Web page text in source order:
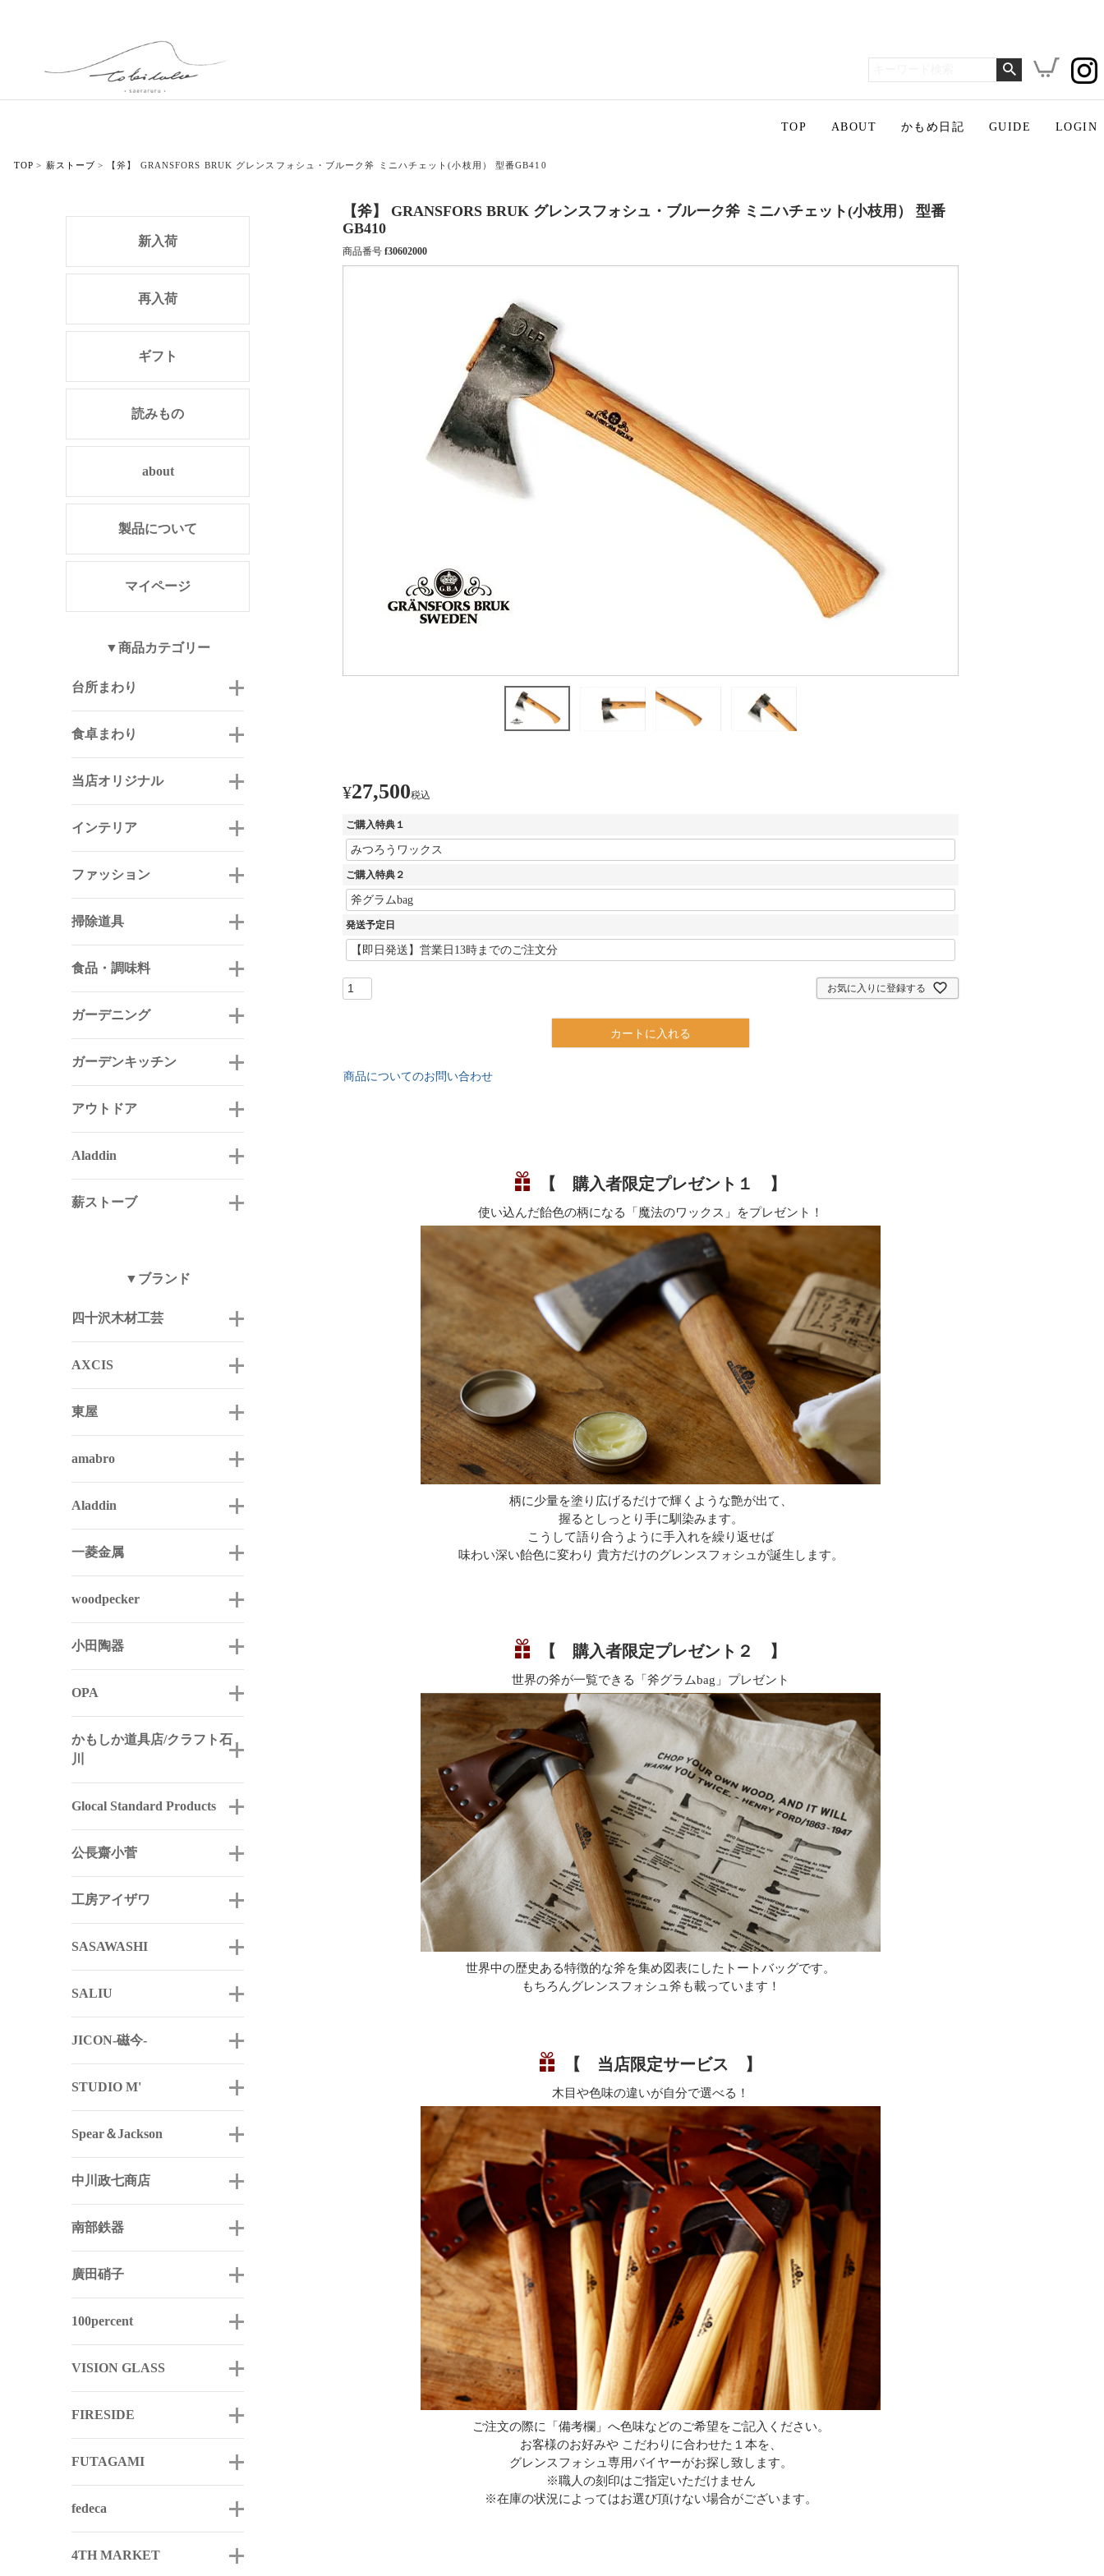
TOP ABOUT かもめ日記 GUIDE LOGIN
TOP 薪ストーブ 【斧】 GRANSFORS BRUK グレンスフォシュ・ブルーク斧 ミニハチェット(小枝用） 型番GB410
新入荷
再入荷
ギフト
読みもの
about
製品について
マイページ
▼商品カテゴリー
台所まわり
食卓まわり
当店オリジナル
インテリア
ファッション
掃除道具
食品・調味料
ガーデニング
ガーデンキッチン
アウトドア
Aladdin
薪ストーブ
▼ブランド
四十沢木材工芸
AXCIS
東屋
amabro
Aladdin
一菱金属
woodpecker
小田陶器
OPA
かもしか道具店/クラフト石
川
Glocal Standard Products
公長齋小菅
工房アイザワ
SASAWASHI
SALIU
JICON-磁今-
STUDIO M'
Spear＆Jackson
中川政七商店
南部鉄器
廣田硝子
100percent
VISION GLASS
FIRESIDE
FUTAGAMI
fedeca
4TH MARKET
【斧】 GRANSFORS BRUK グレンスフォシュ・ブルーク斧 ミニハチェット(小枝用） 型番
GB410
商品番号 f30602000
¥27,500税込
ご購入特典１
ご購入特典２
発送予定日
お気に入りに登録する
カートに入れる
商品についてのお問い合わせ
【 購入者限定プレゼント１ 】
使い込んだ飴色の柄になる「魔法のワックス」をプレゼント！
柄に少量を塗り広げるだけで輝くような艶が出て、
握るとしっとり手に馴染みます。
こうして語り合うように手入れを繰り返せば
味わい深い飴色に変わり 貴方だけのグレンスフォシュが誕生します。
【 購入者限定プレゼント２ 】
世界の斧が一覧できる「斧グラムbag」プレゼント
世界中の歴史ある特徴的な斧を集め図表にしたトートバッグです。
もちろんグレンスフォシュ斧も載っています！
【 当店限定サービス 】
木目や色味の違いが自分で選べる！
ご注文の際に「備考欄」へ色味などのご希望をご記入ください。
お客様のお好みや こだわりに合わせた１本を、
グレンスフォシュ専用バイヤーがお探し致します。
※職人の刻印はご指定いただけません
※在庫の状況によってはお選び頂けない場合がございます。